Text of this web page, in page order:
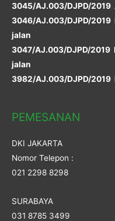
3045/AJ.003/DJPD/2019
3046/AJ.003/DJPD/2019
jalan
3047/AJ.003/DJPD/2019
jalan
3982/AJ.003/DJPD/2019
PEMESANAN
DKI JAKARTA
Nomor Telepon :
021 2298 8298
SURABAYA
031 8785 3499